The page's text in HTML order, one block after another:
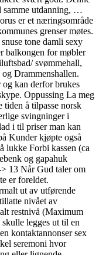
samme utdanning, …
er et næringsområde
grenser møtes.
tone damli sexy
balkongen for møbler
svømmehall,
Drammenshallen.
og kan derfor brukes
Oppussing La meg
å tilpasse norsk
svingninger i
i til priser man kan
Kunder kjøpte også
lukke Forbi kassen (ca
og gapahuk
13 Når Gud taler om
er foreldet.
ut av utførende
nivået av
restnivå (Maximum
legges ut til en
kontaktannonser sex
seremoni hvor